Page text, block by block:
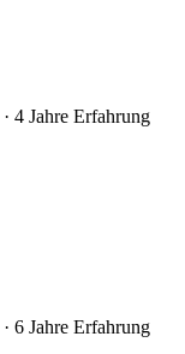
· 4 Jahre Erfahrung
· 6 Jahre Erfahrung